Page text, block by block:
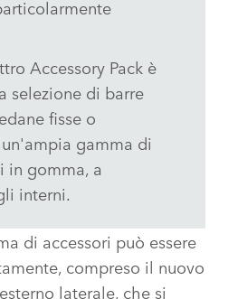
Accessory Pack è
selezione di barre
fisse o
gamma di
in gomma, a
interni.
di accessori può essere
compreso il nuovo
laterale, che si